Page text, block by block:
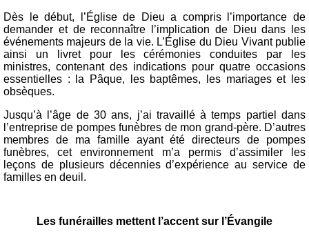
Dès le début, l’Église de Dieu a compris l’importance de
demander et de reconnaître l’implication de Dieu dans les
événements majeurs de la vie. L’Église du Dieu Vivant publie
ainsi un livret pour les cérémonies conduites par les
ministres, contenant des indications pour quatre occasions
essentielles : la Pâque, les baptêmes, les mariages et les
obsèques.
Jusqu’à l’âge de 30 ans, j’ai travaillé à temps partiel dans
l’entreprise de pompes funèbres de mon grand-père. D’autres
membres de ma famille ayant été directeurs de pompes
funèbres, cet environnement m’a permis d’assimiler les
leçons de plusieurs décennies d’expérience au service de
familles en deuil.
Les funérailles mettent l’accent sur l’Évangile